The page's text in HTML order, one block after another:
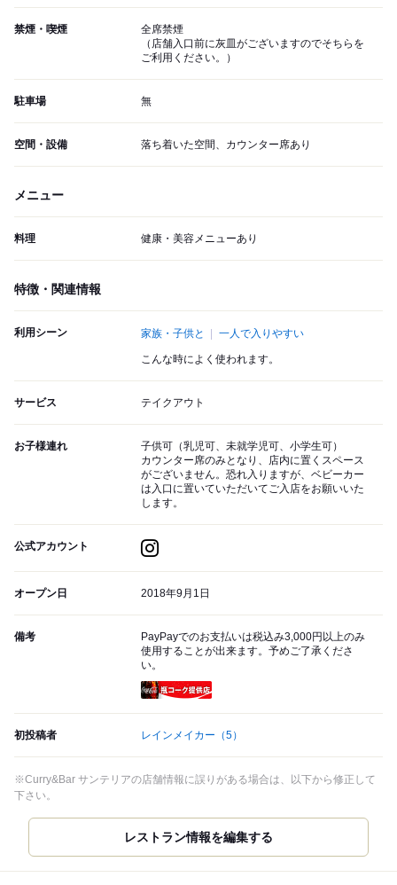
禁煙・喫煙
全席禁煙
（店舗入口前に灰皿がございますのでそちらを
ご利用ください。）
駐車場 無
空間・設備 落ち着いた空間、カウンター席あり
メニュー
料理 健康・美容メニューあり
特徴・関連情報
利用シーン 家族・子供と 一人で入りやすい
こんな時によく使われます。
サービス テイクアウト
お子様連れ
子供可（乳児可、未就学児可、小学生可）
カウンター席のみとなり、店内に置くスペース
がございません。恐れ入りますが、ベビーカー
は入口に置いていただいてご入店をお願いいた
します。
公式アカウント
オープン日 2018年9月1日
備考
PayPayでのお支払いは税込み3,000円以上のみ
使用することが出来ます。予めご了承くださ
い。
初投稿者 レインメイカー （5）
※Curry&Bar サンテリアの店舗情報に誤りがある場合は、以下から修正して
下さい。
レストラン情報を編集する